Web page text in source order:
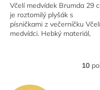
5
hvězdiček.
Včelí medvídek Brumda 29
je roztomilý plyšák s
písničkami z večerníčku Včelí
medvídci. Hebký materiál,
10